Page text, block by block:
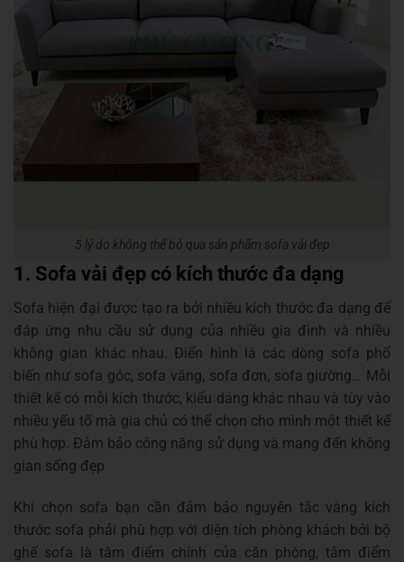
5 lý do không thể bỏ qua sản phẩm sofa vải đẹp
1. Sofa vải đẹp có kích thước đa dạng
Sofa hiện đại được tạo ra bởi nhiều kích thước đa dạng để
đáp ứng nhu cầu sử dụng của nhiều gia đình và nhiều
không gian khác nhau. Điển hình là các dòng sofa phổ
biến như sofa góc, sofa văng, sofa đơn, sofa giường… Mỗi
thiết kế có mỗi kích thước, kiểu dáng khác nhau và tùy vào
nhiều yếu tố mà gia chủ có thể chọn cho mình một thiết kế
phù hợp. Đảm bảo công năng sử dụng và mang đến không
gian sống đẹp
Khi chọn sofa bạn cần đảm bảo nguyên tắc vàng kích
thước sofa phải phù hợp với diện tích phòng khách bởi bộ
ghế sofa là tâm điểm chính của căn phòng, tâm điểm